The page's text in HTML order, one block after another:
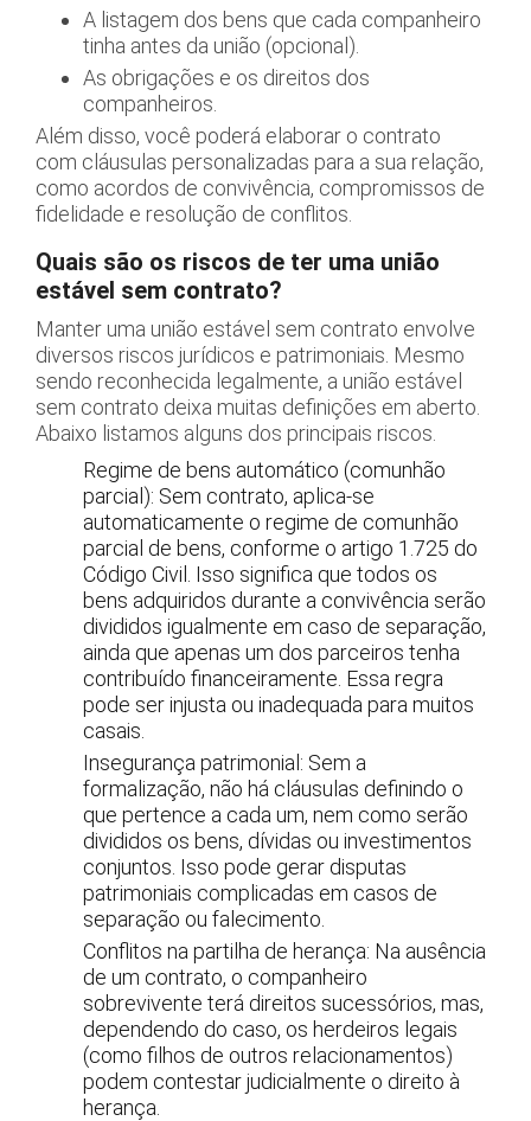
A listagem dos bens que cada companheiro
tinha antes da união (opcional).
As obrigações e os direitos dos
companheiros.
Além disso, você poderá elaborar o contrato
com cláusulas personalizadas para a sua relação,
como acordos de convivência, compromissos de
fidelidade e resolução de conflitos.
Quais são os riscos de ter uma união
estável sem contrato?
Manter uma união estável sem contrato envolve
diversos riscos jurídicos e patrimoniais. Mesmo
sendo reconhecida legalmente, a união estável
sem contrato deixa muitas definições em aberto.
Abaixo listamos alguns dos principais riscos.
Regime de bens automático (comunhão
parcial): Sem contrato, aplica-se
automaticamente o regime de comunhão
parcial de bens, conforme o artigo 1.725 do
Código Civil. Isso significa que todos os
bens adquiridos durante a convivência serão
divididos igualmente em caso de separação,
ainda que apenas um dos parceiros tenha
contribuído financeiramente. Essa regra
pode ser injusta ou inadequada para muitos
casais.
Insegurança patrimonial: Sem a
formalização, não há cláusulas definindo o
que pertence a cada um, nem como serão
divididos os bens, dívidas ou investimentos
conjuntos. Isso pode gerar disputas
patrimoniais complicadas em casos de
separação ou falecimento.
Conflitos na partilha de herança: Na ausência
de um contrato, o companheiro
sobrevivente terá direitos sucessórios, mas,
dependendo do caso, os herdeiros legais
(como filhos de outros relacionamentos)
podem contestar judicialmente o direito à
herança.